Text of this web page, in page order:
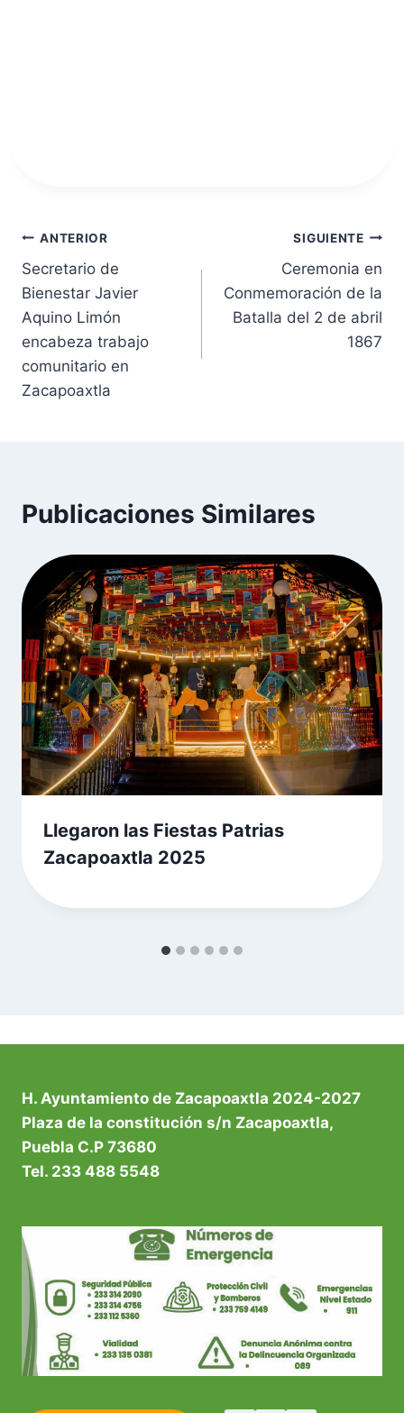
Navegación
de
entradas
ANTERIOR
Secretario de
Bienestar Javier
Aquino Limón
encabeza trabajo
comunitario en
Zacapoaxtla
SIGUIENTE
Ceremonia en
Conmemoración de la
Batalla del 2 de abril
1867
Publicaciones Similares
Llegaron las Fiestas Patrias
Zacapoaxtla 2025
H. Ayuntamiento de Zacapoaxtla 2024-2027
Plaza de la constitución s/n Zacapoaxtla,
Puebla C.P 73680
Tel. 233 488 5548